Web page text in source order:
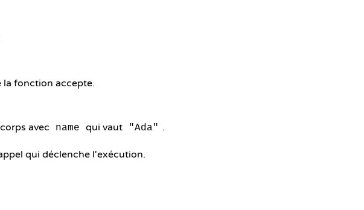
la fonction accepte.
avec name qui vaut "Ada" .
qui déclenche l'exécution.